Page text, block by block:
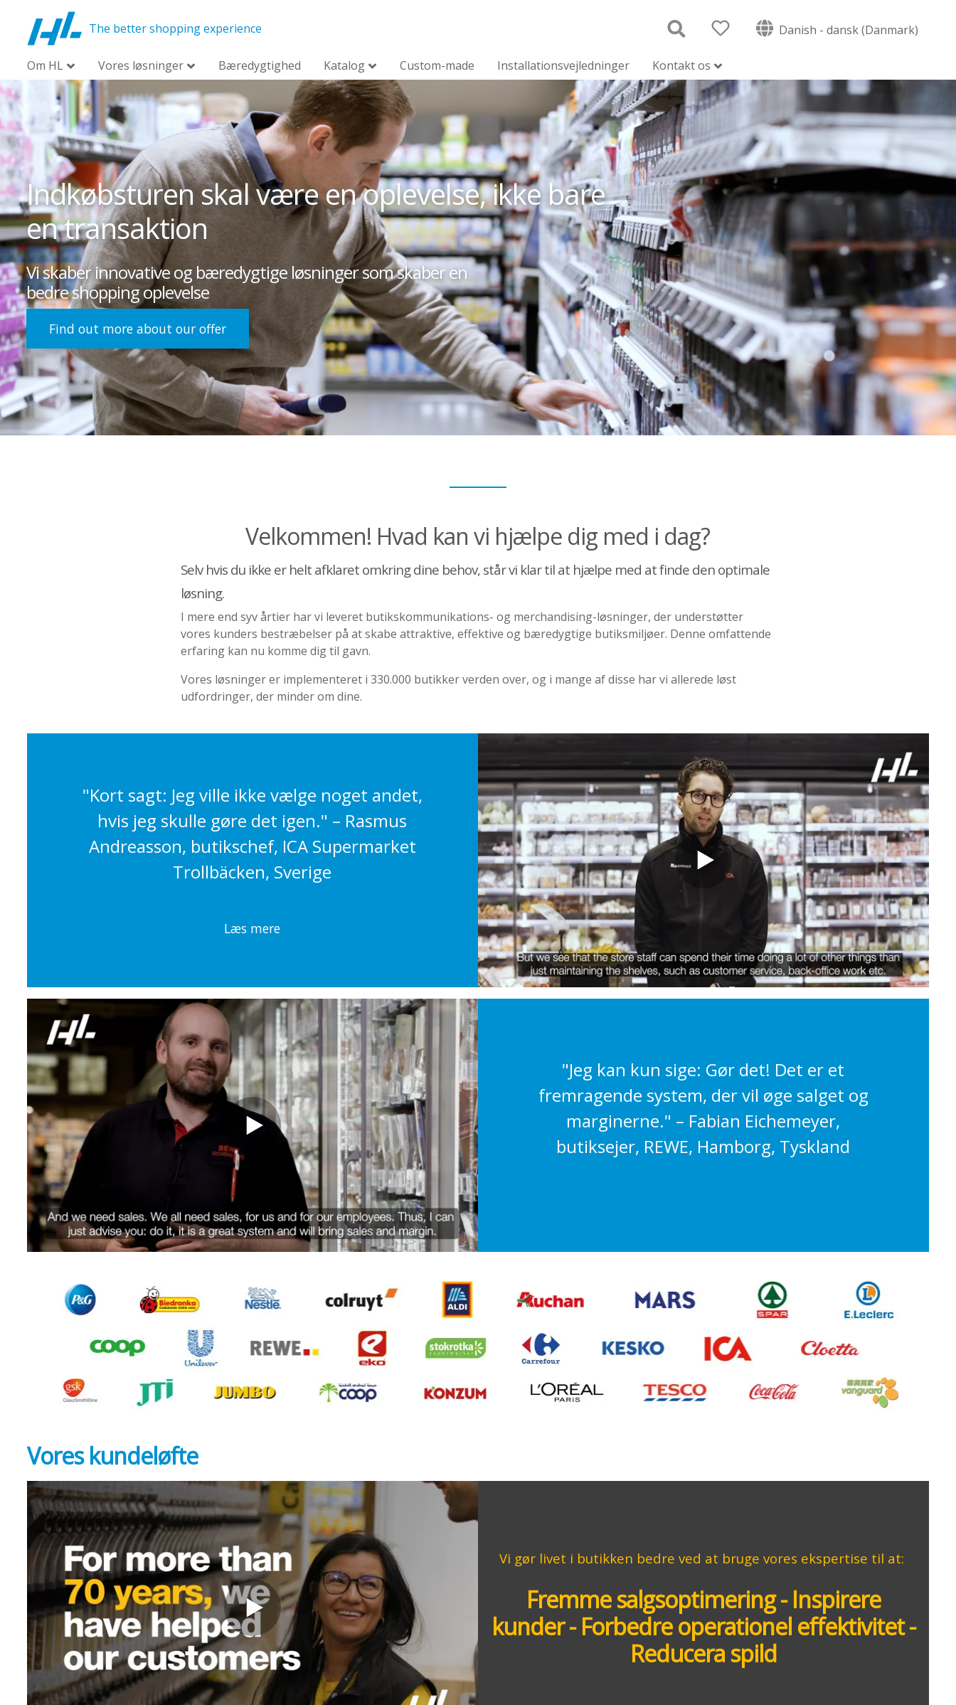
The better shopping experience Danish - dansk (Danmark)
Om HL Vores løsninger Bæredygtighed Katalog Custom-made Installationsvejledninger Kontakt os
Indkøbsturen skal være en oplevelse, ikke bare
en transaktion
Vi skaber innovative og bæredygtige løsninger som skaber en
bedre shopping oplevelse
Find out more about our offer
Velkommen! Hvad kan vi hjælpe dig med i dag?
Selv hvis du ikke er helt afklaret omkring dine behov, står vi klar til at hjælpe med at finde den optimale
løsning.
I mere end syv årtier har vi leveret butikskommunikations- og merchandising-løsninger, der understøtter
vores kunders bestræbelser på at skabe attraktive, effektive og bæredygtige butiksmiljøer. Denne omfattende
erfaring kan nu komme dig til gavn.
Vores løsninger er implementeret i 330.000 butikker verden over, og i mange af disse har vi allerede løst
udfordringer, der minder om dine.
"Kort sagt: Jeg ville ikke vælge noget andet,
hvis jeg skulle gøre det igen." – Rasmus
Andreasson, butikschef, ICA Supermarket
Trollbäcken, Sverige
Læs mere
"Jeg kan kun sige: Gør det! Det er et
fremragende system, der vil øge salget og
marginerne." – Fabian Eichemeyer,
butiksejer, REWE, Hamborg, Tyskland
Vores kundeløfte
Vi gør livet i butikken bedre ved at bruge vores ekspertise til at:
Fremme salgsoptimering - Inspirere
kunder - Forbedre operationel effektivitet -
Reducera spild